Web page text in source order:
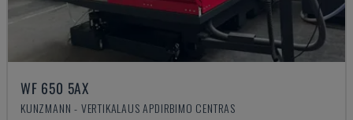
WF 650 5AX
KUNZMANN - VERTIKALAUS APDIRBIMO CENTRAS